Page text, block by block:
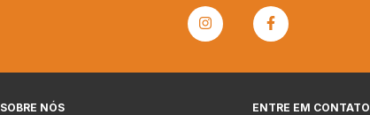
SOBRE NÓS ENTRE EM CONTATO